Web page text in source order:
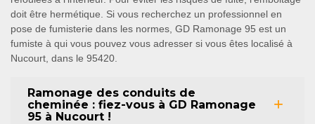
doit être hermétique. Si vous recherchez un professionnel en
pose de fumisterie dans les normes, GD Ramonage 95 est un
fumiste à qui vous pouvez vous adresser si vous êtes localisé à
Nucourt, dans le 95420.
Ramonage des conduits de
cheminée : fiez-vous à GD Ramonage
95 à Nucourt !